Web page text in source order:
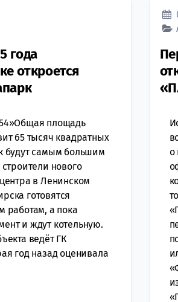
года
откроется
площадь
65 тысяч квадратных
будут самым большим
нового
в Ленинском
готовятся
работам, а пока
и ждут котельную.
ведёт ГК
год назад оценивала
о